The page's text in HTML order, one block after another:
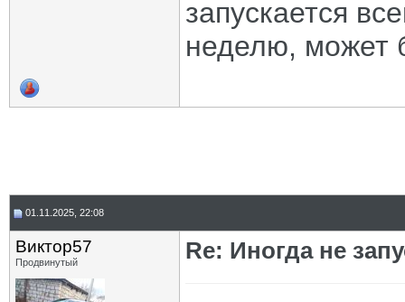
запускается
неделю, может
01.11.2025, 22:08
Виктор57
Продвинутый Re: Иногда не